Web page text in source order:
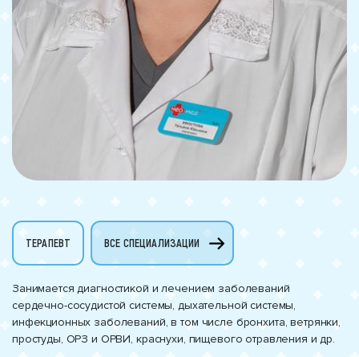
ТЕРАПЕВТ ВСЕ СПЕЦИАЛИЗАЦИИ
Занимается диагностикой и лечением заболеваний
сердечно-сосудистой системы, дыхательной системы,
инфекционных заболеваний, в том числе бронхита, ветрянки,
простуды, ОРЗ и ОРВИ, краснухи, пищевого отравления и др.